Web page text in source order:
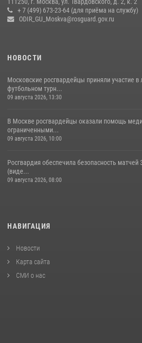
Центральный округ Росгвардии отмечает 105-
+ 7 (499) 673-23-64 (для приёма на службу)
ODIR_GU_Moskva@rosguard.gov.ru
НОВОСТИ
Московские росгвардейцы приняли участие в
футбольном турн...
09 августа 2026, 13:30
В Москве росгвардейцы оказали помощь
ограниченными...
09 августа 2026, 10:00
Росгвардия обеспечила безопасность
(виде...
09 августа 2026, 08:00
НАВИГАЦИЯ
Новости
Карта сайта
СМИ о нас